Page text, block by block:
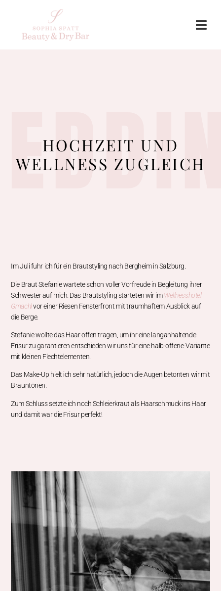
HOCHZEIT UND
WELLNESS ZUGLEICH
Im Juli fuhr ich für ein Brautstyling nach Bergheim in Salzburg.
Die Braut Stefanie wartete schon voller Vorfreude in Begleitung ihrer
Schwester auf mich. Das Brautstyling starteten wir im Wellnesshotel
Gmachlvor einer Riesen Fensterfront mit traumhaftem Ausblick auf
die Berge.
Stefanie wollte das Haar offen tragen, um ihr eine langanhaltende
Frisur zu garantieren entschieden wir uns für eine halb-offene-Variante
mit kleinen Flechtelementen.
Das Make-Up hielt ich sehr natürlich, jedoch die Augen betonten wir mit
Brauntönen.
Zum Schluss setzte ich noch Schleierkraut als Haarschmuck ins Haar
und damit war die Frisur perfekt!